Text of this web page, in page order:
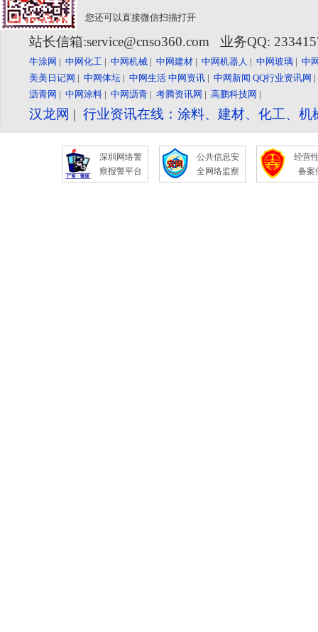
您还可以直接微信扫描打开
站长信箱:service@cnso360.com 业务QQ:
牛涂网 | 中网化工 | 中网机械 | 中网建材 | 中网机器人 | 中网玻璃 | 中
美美日记网 | 中网体坛 | 中网生活 中网资讯 | 中网新闻 QQ行业资讯网
沥青网 | 中网涂料 | 中网沥青 | 考腾资讯网 | 高鹏科技网 |
汉龙网 | 行业资讯在线：涂料、建材、化工、
深圳网络警
察报警平台
公共信息安
全网络监察
经营
备案